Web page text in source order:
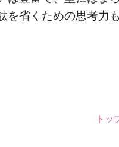
を省くための思考力も
トッ